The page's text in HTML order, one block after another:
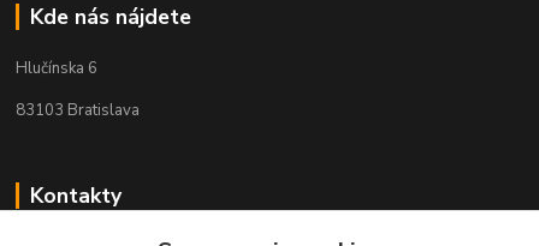
Kde nás nájdete
Hlučínska 6
83103 Bratislava
Kontakty